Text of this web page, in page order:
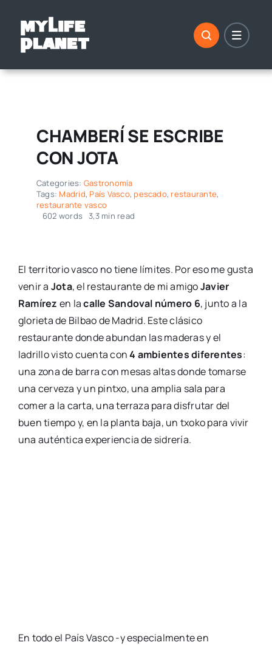
contenido
CHAMBERÍ SE ESCRIBE
CON JOTA
Categories: Gastronomía
Tags: Madrid, País Vasco, pescado, restaurante,
restaurante vasco
602 words 3,3 min read
El territorio vasco no tiene límites. Por eso me gusta
venir a Jota, el restaurante de mi amigoJavier
Ramírez en lacalle Sandoval número 6, junto a la
glorieta de Bilbao de Madrid. Este clásico
restaurante donde abundan las maderas y el
ladrillo visto cuenta con4 ambientes diferentes:
una zona de barra con mesas altas donde tomarse
una cerveza y un pintxo, una amplia sala para
comer a la carta, una terraza para disfrutar del
buen tiempo y, en la planta baja, un txoko para vivir
una auténtica experiencia de sidrería.
En todo el País Vasco -y especialmente en